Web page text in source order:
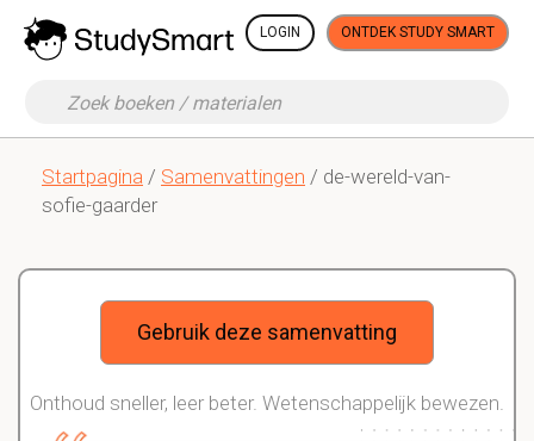
LOGIN ONTDEK STUDY SMART
Startpagina / Samenvattingen / de-wereld-van-
sofie-gaarder
Gebruik deze samenvatting
Onthoud sneller, leer beter. Wetenschappelijk bewezen.